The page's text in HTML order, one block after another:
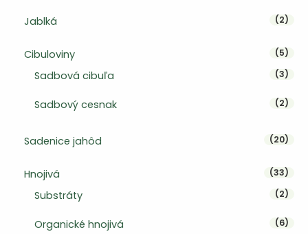
Jablká 22
Cibuloviny 55
Sadbová cibuľa 33
Sadbový cesnak 22
Sadenice jahôd 2020
Hnojivá 3333
Substráty 22
Organické hnojivá 66